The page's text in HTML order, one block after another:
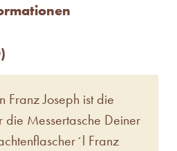
Franz Joseph ist die
die Messertasche Deiner
Franz